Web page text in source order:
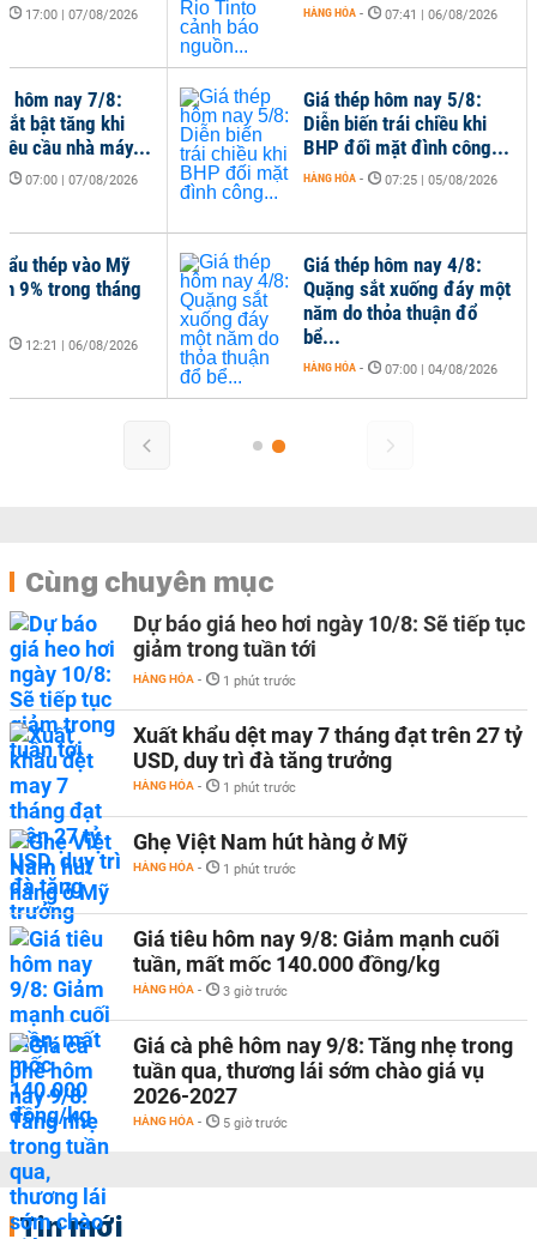
17:00 | 07/08/2026
hôm nay 7/8:
bật tăng khi
cầu nhà máy...
07:00 | 07/08/2026
thép vào Mỹ
9% trong tháng
12:21 | 06/08/2026
HÀNG HÓA - 07:41 | 06/08/2026
Giá thép hôm nay 5/8:
Diễn biến trái chiều khi
BHP đối mặt đình công...
HÀNG HÓA - 07:25 | 05/08/2026
Giá thép hôm nay 4/8:
Quặng sắt xuống đáy một
năm do thỏa thuận đổ
bể...
HÀNG HÓA - 07:00 | 04/08/2026
Cùng chuyên mục
Dự báo giá heo hơi ngày 10/8: Sẽ tiếp tục
giảm trong tuần tới
HÀNG HÓA - 1 phút trước
Xuất khẩu dệt may 7 tháng đạt trên 27 tỷ
USD, duy trì đà tăng trưởng
HÀNG HÓA - 1 phút trước
Ghẹ Việt Nam hút hàng ở Mỹ
HÀNG HÓA - 1 phút trước
Giá tiêu hôm nay 9/8: Giảm mạnh cuối
tuần, mất mốc 140.000 đồng/kg
HÀNG HÓA - 3 giờ trước
Giá cà phê hôm nay 9/8: Tăng nhẹ trong
tuần qua, thương lái sớm chào giá vụ
2026-2027
HÀNG HÓA - 5 giờ trước
Tin mới